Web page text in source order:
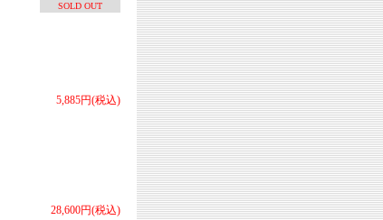
SOLD OUT
5,885円(税込)
28,600円(税込)